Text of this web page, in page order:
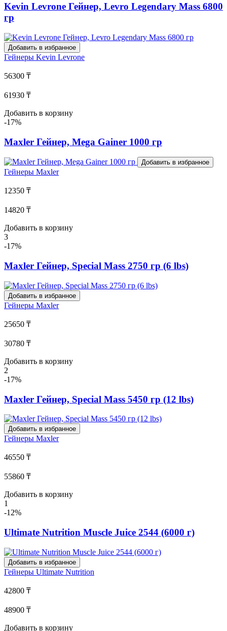
Kevin Levrone Гейнер, Levro Legendary Mass 6800
гр
Добавить в избранное
Гейнеры Kevin Levrone
56300 ₸
61930 ₸
Добавить в корзину
-17%
Maxler Гейнер, Mega Gainer 1000 гр
Добавить в избранное
Гейнеры Maxler
12350 ₸
14820 ₸
Добавить в корзину
3
-17%
Maxler Гейнер, Special Mass 2750 гр (6 lbs)
Добавить в избранное
Гейнеры Maxler
25650 ₸
30780 ₸
Добавить в корзину
2
-17%
Maxler Гейнер, Special Mass 5450 гр (12 lbs)
Добавить в избранное
Гейнеры Maxler
46550 ₸
55860 ₸
Добавить в корзину
1
-12%
Ultimate Nutrition Muscle Juice 2544 (6000 г)
Добавить в избранное
Гейнеры Ultimate Nutrition
42800 ₸
48900 ₸
Добавить в корзину